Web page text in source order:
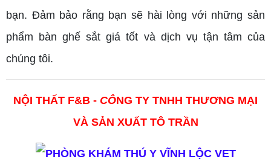
bạn. Đảm bảo rằng bạn sẽ hài lòng với những sản
phẩm bàn ghế sắt giá tốt và dịch vụ tận tâm của
chúng tôi.
NỘI THẤT F&B - CÔNG TY TNHH THƯƠNG MẠI
VÀ SẢN XUẤT TÔ TRẦN